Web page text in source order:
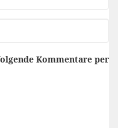
Kommentare per